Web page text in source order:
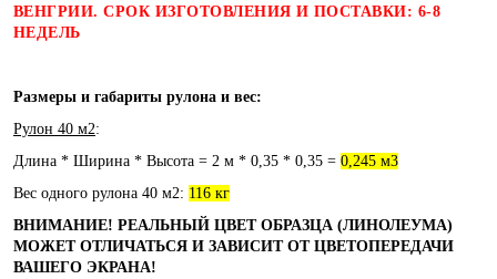
ВЕНГРИИ. СРОК ИЗГОТОВЛЕНИЯ И ПОСТАВКИ: 6-8
НЕДЕЛЬ
Размеры и габариты рулона и вес:
Рулон 40 м2:
Длина * Ширина * Высота = 2 м * 0,35 * 0,35 = 0,245 м3
Вес одного рулона 40 м2: 116 кг
ВНИМАНИЕ! РЕАЛЬНЫЙ ЦВЕТ ОБРАЗЦА (ЛИНОЛЕУМА)
МОЖЕТ ОТЛИЧАТЬСЯ И ЗАВИСИТ ОТ ЦВЕТОПЕРЕДАЧИ
ВАШЕГО ЭКРАНА!